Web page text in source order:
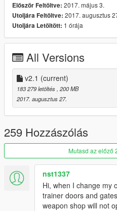
• Fully Rigged
• Working LODs, Blood/Bullet
• HQ In-Game Render (Shaders
• HD Model from Nier:
Credits
• Model from Nier:Automata
• I do not own anything this is
Square Enix
• Models Ripped by LNset001 &
• Beta Tester by Kniouky
• Holster Texture made by
• Scratch Work, Rigging and
• Program used: Zmodeler3
Először Feltöltve: 2017. május 3.
Utoljára Feltöltve: 2017. augusztus
Utoljára Letöltött: 1 órája
All Versions
v2.1 (current)
183 279 letöltés , 200 MB
2017. augusztus 27.
259 Hozzászólás
Mutasd az előző
nst1337
Hi, when I change my
trainer doors and
weapon shop will not